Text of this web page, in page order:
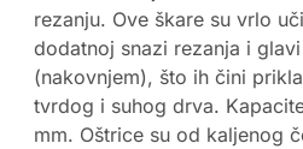
rezanju. Ove škare su vrlo
dodatnoj snazi rezanja i
(nakovnjem), što ih čini
tvrdog i suhog drva.
mm. Oštrice su od kaljenog